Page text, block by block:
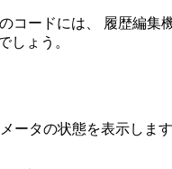
コードには、 履歴編
しょう。
ータの状態を表示しま